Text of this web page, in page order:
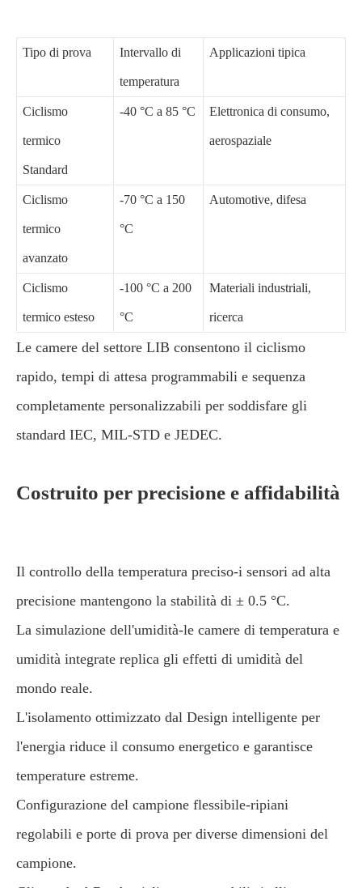
Tipo di prova Intervallo di
temperatura
Applicazioni tipica
Ciclismo
termico
Standard
-40 °C a 85 °C Elettronica di consumo,
aerospaziale
Ciclismo
termico
avanzato
-70 °C a 150
°C
Automotive, difesa
Ciclismo
termico esteso
-100 °C a 200
°C
Materiali industriali,
ricerca
Le camere del settore LIB consentono il ciclismo
rapido, tempi di attesa programmabili e sequenza
completamente personalizzabili per soddisfare gli
standard IEC, MIL-STD e JEDEC.
Costruito per precisione e affidabilità
Il controllo della temperatura preciso-i sensori ad alta
precisione mantengono la stabilità di ± 0.5 °C.
La simulazione dell'umidità-le camere di temperatura e
umidità integrate replica gli effetti di umidità del
mondo reale.
L'isolamento ottimizzato dal Design intelligente per
l'energia riduce il consumo energetico e garantisce
temperature estreme.
Configurazione del campione flessibile-ripiani
regolabili e porte di prova per diverse dimensioni del
campione.